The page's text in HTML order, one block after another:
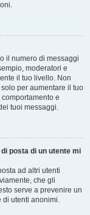
il numero di messaggi
moderatori e
il tuo livello. Non
per aumentare il tuo
e
tuoi messaggi.
posta di un utente mi
ad altri utenti
che gli
serve a prevenire un
di utenti anonimi.